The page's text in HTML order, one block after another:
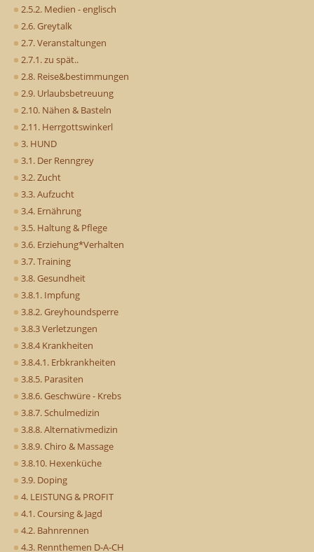
2.5.2. Medien - englisch
2.6. Greytalk
2.7. Veranstaltungen
2.7.1. zu spät..
2.8. Reise&bestimmungen
2.9. Urlaubsbetreuung
2.10. Nähen & Basteln
2.11. Herrgottswinkerl
3. HUND
3.1. Der Renngrey
3.2. Zucht
3.3. Aufzucht
3.4. Ernährung
3.5. Haltung & Pflege
3.6. Erziehung*Verhalten
3.7. Training
3.8. Gesundheit
3.8.1. Impfung
3.8.2. Greyhoundsperre
3.8.3 Verletzungen
3.8.4 Krankheiten
3.8.4.1. Erbkrankheiten
3.8.5. Parasiten
3.8.6. Geschwüre - Krebs
3.8.7. Schulmedizin
3.8.8. Alternativmedizin
3.8.9. Chiro & Massage
3.8.10. Hexenküche
3.9. Doping
4. LEISTUNG & PROFIT
4.1. Coursing & Jagd
4.2. Bahnrennen
4.3. Rennthemen D-A-CH